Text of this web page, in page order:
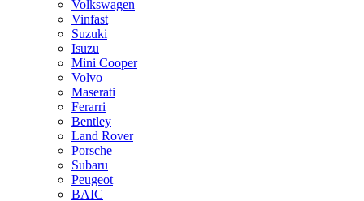
Volkswagen
Vinfast
Suzuki
Isuzu
Mini Cooper
Volvo
Maserati
Ferarri
Bentley
Land Rover
Porsche
Subaru
Peugeot
BAIC